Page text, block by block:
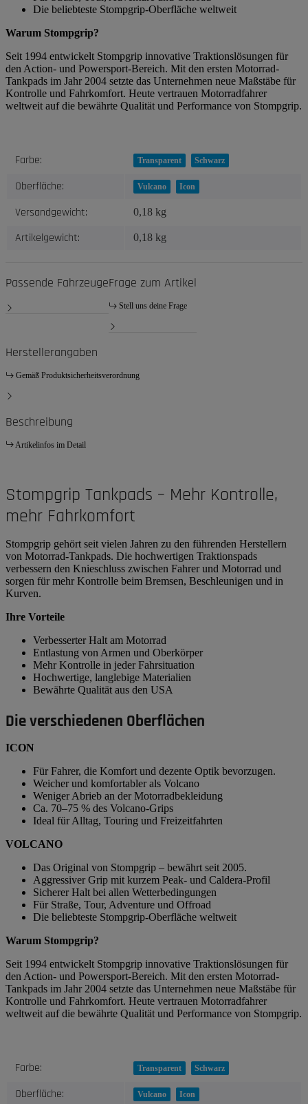
Die beliebteste Stompgrip-Oberfläche weltweit
Warum Stompgrip?
Seit 1994 entwickelt Stompgrip innovative Traktionslösungen für
den Action- und Powersport-Bereich. Mit den ersten Motorrad-
Tankpads im Jahr 2004 setzte das Unternehmen neue Maßstäbe für
Kontrolle und Fahrkomfort. Heute vertrauen Motorradfahrer
weltweit auf die bewährte Qualität und Performance von Stompgrip.
Produkteigenschaft
Wert
Farbe: Transparent Schwarz
Oberfläche: Vulcano Icon
Versandgewicht: 0,18 kg
Artikelgewicht: 0,18 kg
Passende FahrzeugeFrage zum Artikel
Stell uns deine Frage
Herstellerangaben
Gemäß Produktsicherheitsverordnung
Beschreibung
Artikelinfos im Detail
Stompgrip Tankpads – Mehr Kontrolle,
mehr Fahrkomfort
Stompgrip gehört seit vielen Jahren zu den führenden Herstellern
von Motorrad-Tankpads. Die hochwertigen Traktionspads
verbessern den Knieschluss zwischen Fahrer und Motorrad und
sorgen für mehr Kontrolle beim Bremsen, Beschleunigen und in
Kurven.
Ihre Vorteile
Verbesserter Halt am Motorrad
Entlastung von Armen und Oberkörper
Mehr Kontrolle in jeder Fahrsituation
Hochwertige, langlebige Materialien
Bewährte Qualität aus den USA
Die verschiedenen Oberflächen
ICON
Für Fahrer, die Komfort und dezente Optik bevorzugen.
Weicher und komfortabler als Volcano
Weniger Abrieb an der Motorradbekleidung
Ca. 70–75 % des Volcano-Grips
Ideal für Alltag, Touring und Freizeitfahrten
VOLCANO
Das Original von Stompgrip – bewährt seit 2005.
Aggressiver Grip mit kurzem Peak- und Caldera-Profil
Sicherer Halt bei allen Wetterbedingungen
Für Straße, Tour, Adventure und Offroad
Die beliebteste Stompgrip-Oberfläche weltweit
Warum Stompgrip?
Seit 1994 entwickelt Stompgrip innovative Traktionslösungen für
den Action- und Powersport-Bereich. Mit den ersten Motorrad-
Tankpads im Jahr 2004 setzte das Unternehmen neue Maßstäbe für
Kontrolle und Fahrkomfort. Heute vertrauen Motorradfahrer
weltweit auf die bewährte Qualität und Performance von Stompgrip.
Produkteigenschaft
Wert
Farbe: Transparent Schwarz
Oberfläche: Vulcano Icon